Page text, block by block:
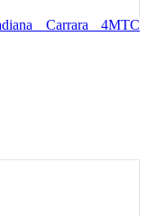
Carrara 4MTC